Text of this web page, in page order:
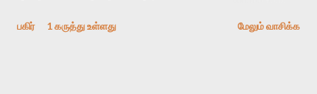
பதாகைகளிலும் புலியுடன் பரிச்சயமானவன் மூன்றாமவன் குறைந்து
பகிர் 1 கருத்து உள்ளது மேலும் வாசிக்க